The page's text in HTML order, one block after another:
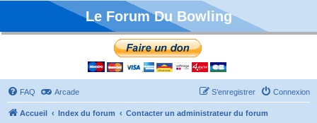
Le Forum Du Bowling
FAQ Arcade Connexion
S’enregistrer
Accueil Index du forum Contacter un administrateur du forum